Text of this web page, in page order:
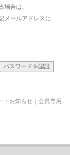
場合は、
メールアドレスに
： お知らせ｜会員専用 .